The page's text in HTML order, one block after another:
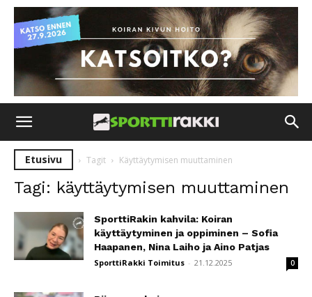
Etusivu Tagit Käyttäytymisen muuttaminen
Tagi: käyttäytymisen muuttaminen
SporttiRakin kahvila: Koiran
käyttäytyminen ja oppiminen – Sofia
Haapanen, Nina Laiho ja Aino Patjas
SporttiRakki Toimitus - 21.12.2025 0